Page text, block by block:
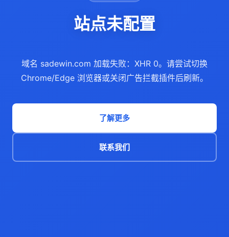
站点未配置
域名 sadewin.com 加载失败：XHR 0。请尝试切换
Chrome/Edge 浏览器或关闭广告拦截插件后刷新。
了解更多
联系我们